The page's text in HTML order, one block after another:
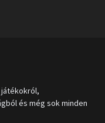
és még sok minden